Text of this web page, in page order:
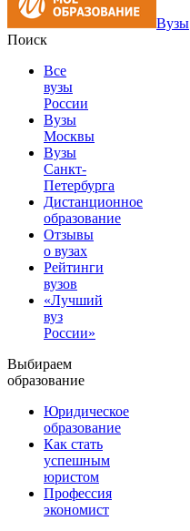
Вузы
Поиск
Все
вузы
России
Вузы
Москвы
Вузы
Санкт-
Петербурга
Дистанционное
образование
Отзывы
о вузах
Рейтинги
вузов
«Лучший
вуз
России»
Выбираем
образование
Юридическое
образование
Как стать
успешным
юристом
Профессия
экономист